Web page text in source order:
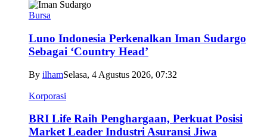
Bursa
Luno Indonesia Perkenalkan Iman Sudargo
Sebagai ‘Country Head’
By ilhamSelasa, 4 Agustus 2026, 07:32
Korporasi
BRI Life Raih Penghargaan, Perkuat Posisi
Market Leader Industri Asuransi Jiwa